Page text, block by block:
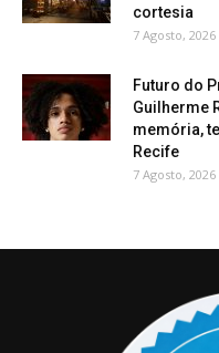
cortesia
7 Agosto, 2026
Futuro do
Guilherme
memória,
Recife
7 Agosto, 2026